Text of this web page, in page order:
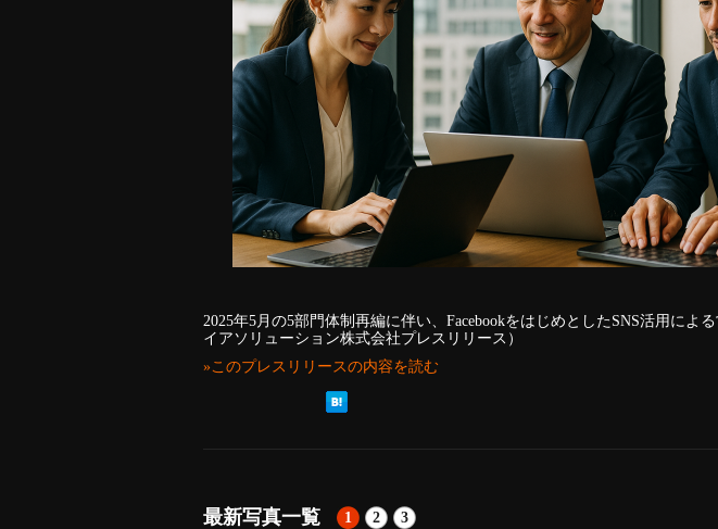
2025年5月の5部門体制再編に伴い、FacebookをはじめとしたSNS活用によ
イアソリューション株式会社プレスリリース）
»このプレスリリースの内容を読む
最新写真一覧 1 2 3